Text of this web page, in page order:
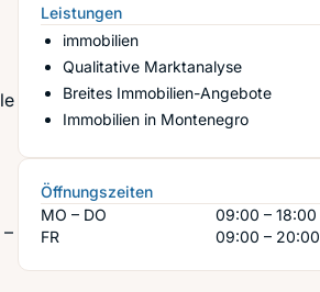
Leistungen
immobilien
Qualitative Marktanalyse
Breites Immobilien-Angebote
Immobilien in Montenegro
Öffnungszeiten
MO – DO
09:00 – 18:00
FR
09:00 – 20:00